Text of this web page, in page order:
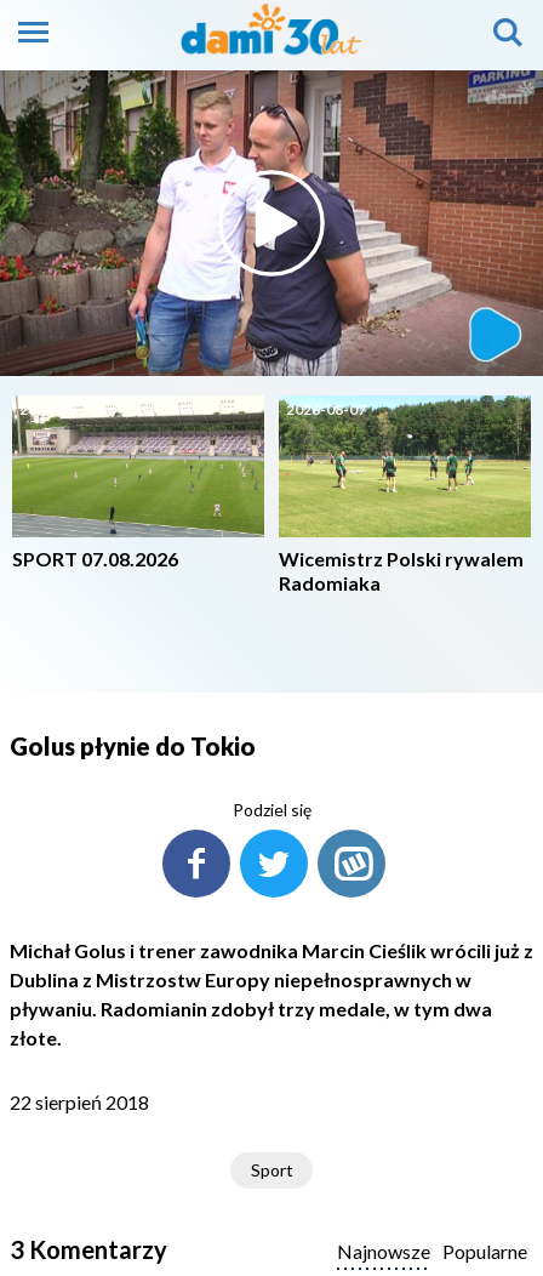
2026-08-07
SPORT 07.08.2026
2026-08-07
Wicemistrz Polski rywalem
Radomiaka
Golus płynie do Tokio
Podziel się
Michał Golus i trener zawodnika Marcin Cieślik wrócili już z
Dublina z Mistrzostw Europy niepełnosprawnych w
pływaniu. Radomianin zdobył trzy medale, w tym dwa
złote.
22 sierpień 2018
Sport
3 Komentarzy Popularne
Najnowsze